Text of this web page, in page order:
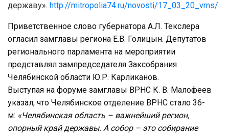
державу». http://mitropolia74.ru/novosti/17_03_20_vrns/
Приветственное слово губернатора А.Л. Текслера
огласил замглавы региона Е.В. Голицын. Депутатов
регионального парламента на мероприятии
представлял зампредседателя Заксобрания
Челябинской области Ю.Р. Карликанов.
Выступая на форуме замглавы ВРНС К. В. Малофеев
указал, что Челябинское отделение ВРНС стало 36-
м: «Челябинская область – важнейший регион,
опорный край державы. А собор – это собирание